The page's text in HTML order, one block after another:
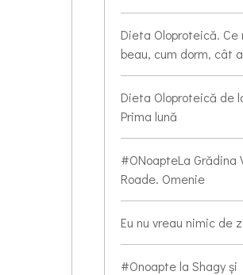
Dieta Oloproteică. Ce
beau, cum dorm, cât
Dieta Oloproteică de
Prima lună
#ONoapteLa Grădina
Roade. Omenie
Eu nu vreau nimic de
#Onoapte la Shagy și